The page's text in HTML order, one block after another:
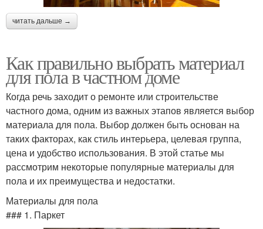
читать дальше →
Как правильно выбрать материал
для пола в частном доме
Когда речь заходит о ремонте или строительстве
частного дома, одним из важных этапов является выбор
материала для пола. Выбор должен быть основан на
таких факторах, как стиль интерьера, целевая группа,
цена и удобство использования. В этой статье мы
рассмотрим некоторые популярные материалы для
пола и их преимущества и недостатки.
Материалы для пола
### 1. Паркет